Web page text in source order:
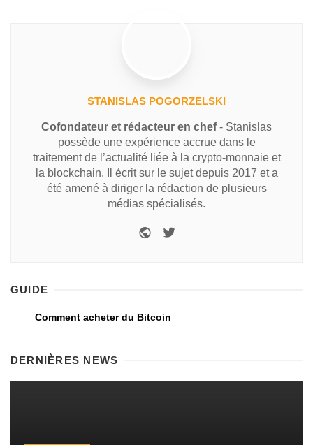
STANISLAS POGORZELSKI
Cofondateur et rédacteur en chef- Stanislas
possède une expérience accrue dans le
traitement de l’actualité liée à la crypto-monnaie et
la blockchain. Il écrit sur le sujet depuis 2017 et a
été amené à diriger la rédaction de plusieurs
médias spécialisés.
GUIDE
Comment acheter du Bitcoin
DERNIÈRES NEWS